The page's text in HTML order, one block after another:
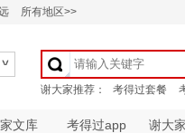
所有地区>>
文库 考得过app 谢大